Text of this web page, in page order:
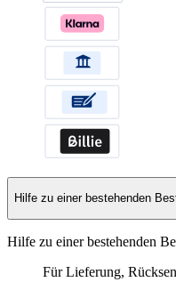
Hilfe zu einer bestehenden
Hilfe zu einer bestehenden
Für Lieferung,